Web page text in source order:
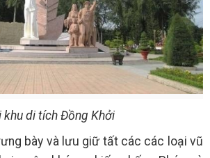
di tích Đồng Khởi
bày và lưu giữ tất các các loại vũ